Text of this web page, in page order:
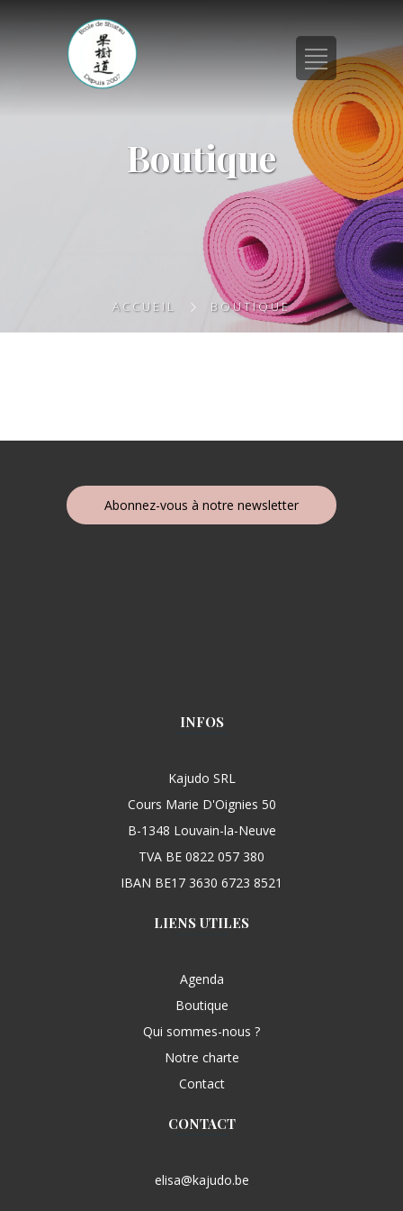
Boutique
ACCUEIL BOUTIQUE
Abonnez-vous à notre newsletter
INFOS
Kajudo SRL
Cours Marie D'Oignies 50
B-1348 Louvain-la-Neuve
TVA BE 0822 057 380
IBAN BE17 3630 6723 8521
LIENS UTILES
Agenda
Boutique
Qui sommes-nous ?
Notre charte
Contact
CONTACT
elisa@kajudo.be